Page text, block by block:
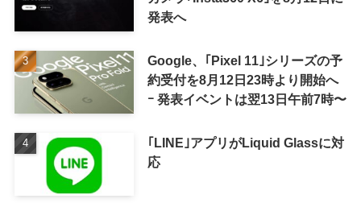
発表へ
Google、｢Pixel 11｣シリーズの予
約受付を8月12日23時より開始へ
ｰ 発表イベントは翌13日午前7時〜
｢LINE｣アプリがLiquid Glassに対
応